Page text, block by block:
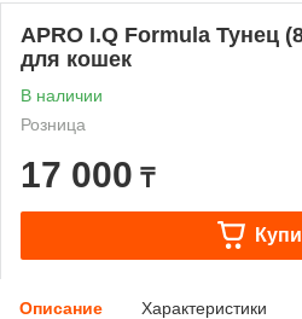
APRO I.Q Formula Тунец
для кошек
В наличии
Розница
17 000 ₸
Описание Характеристики